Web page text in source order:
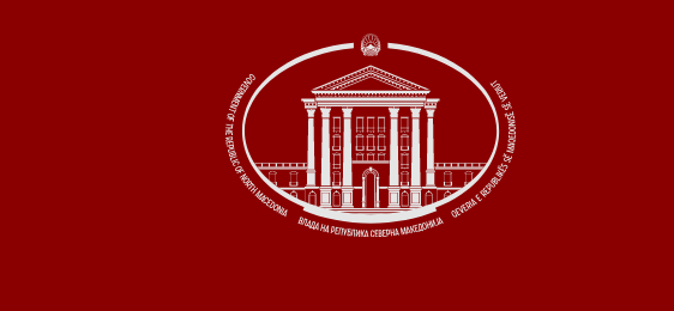
Дијалог меѓу Владата и граѓанскиот
Финансиска поддршка
Прегледи
Програми